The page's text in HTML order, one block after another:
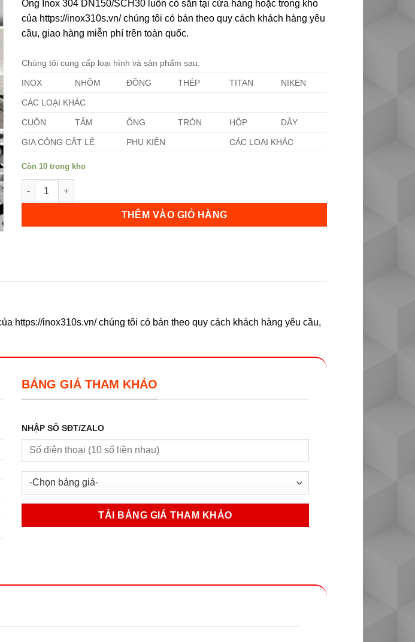
Ống Inox 304 DN150/SCH30 luôn có sẵn tại cửa hàng hoặc trong kho
của https://inox310s.vn/ chúng tôi có bán theo quy cách khách hàng yêu
cầu, giao hàng miễn phí trên toàn quốc.
Chúng tôi cung cấp loại hình và sản phẩm sau:
INOX NHÔM ĐỒNG THÉP TITAN NIKEN
CÁC LOẠI KHÁC
CUỘN TẤM ỐNG TRÒN HỘP DÂY
GIA CÔNG CẮT LẺ PHỤ KIỆN CÁC LOẠI KHÁC
Còn 10 trong kho
Ống Inox 304 DN150/SCH30 số lượng
THÊM VÀO GIỎ HÀNG
https://inox310s.vn/ chúng tôi có bán theo quy cách khách hàng yêu cầu,
BẢNG GIÁ THAM KHẢO
NHẬP SỐ SĐT/ZALO
thị lại nữa!